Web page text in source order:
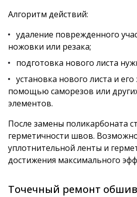
Алгоритм действий:
удаление поврежденного
ножовки или резака;
подготовка нового листа
установка нового листа и
помощью саморезов или
элементов.
После замены поликарбоната
герметичности швов.
уплотнительной ленты и
достижения максимального
Точечный ремонт